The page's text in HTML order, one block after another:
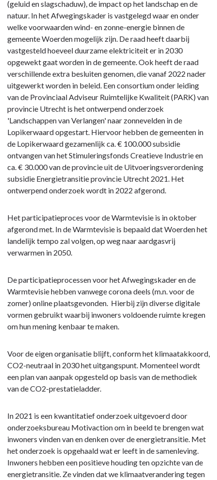
(geluid en slagschaduw), de impact op het landschap en de
natuur. In het Afwegingskader is vastgelegd waar en onder
welke voorwaarden wind- en zonne-energie binnen de
gemeente Woerden mogelijk zijn. De raad heeft daarbij
vastgesteld hoeveel duurzame elektriciteit er in 2030
opgewekt gaat worden in de gemeente. Ook heeft de raad
verschillende extra besluiten genomen, die vanaf 2022 nader
uitgewerkt worden in beleid. Een consortium onder leiding
van de Provinciaal Adviseur Ruimtelijke Kwaliteit (PARK) van
provincie Utrecht is het ontwerpend onderzoek
'Landschappen van Verlangen' naar zonnevelden in de
Lopikerwaard opgestart. Hiervoor hebben de gemeenten in
de Lopikerwaard gezamenlijk ca. € 100.000 subsidie
ontvangen van het Stimuleringsfonds Creatieve Industrie en
ca. € 30.000 van de provincie uit de Uitvoeringsverordening
subsidie Energietransitie provincie Utrecht 2021. Het
ontwerpend onderzoek wordt in 2022 afgerond.
Het participatieproces voor de Warmtevisie is in oktober
afgerond met. In de Warmtevisie is bepaald dat Woerden het
landelijk tempo zal volgen, op weg naar aardgasvrij
verwarmen in 2050.
De participatieprocessen voor het Afwegingskader en de
Warmtevisie hebben vanwege corona deels (m.n. voor de
zomer) online plaatsgevonden. Hierbij zijn diverse digitale
vormen gebruikt waarbij inwoners voldoende ruimte kregen
om hun mening kenbaar te maken.
Voor de eigen organisatie blijft, conform het klimaatakkoord,
CO2-neutraal in 2030 het uitgangspunt. Momenteel wordt
een plan van aanpak opgesteld op basis van de methodiek
van de CO2-prestatieladder.
In 2021 is een kwantitatief onderzoek uitgevoerd door
onderzoeksbureau Motivaction om in beeld te brengen wat
inwoners vinden van en denken over de energietransitie. Met
het onderzoek is opgehaald wat er leeft in de samenleving.
Inwoners hebben een positieve houding ten opzichte van de
energietransitie. Ze vinden dat we klimaatverandering tegen